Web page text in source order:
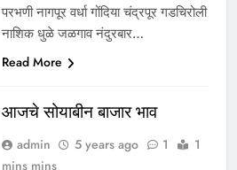
परभणी नागपूर वर्धा गोंदिया चंद्रपूर गडचिरोली
नाशिक धुळे जळगाव नंदुरबार…
Read More
आजचे सोयाबीन बाजार भाव
admin 5 years ago 1
1
mins mins